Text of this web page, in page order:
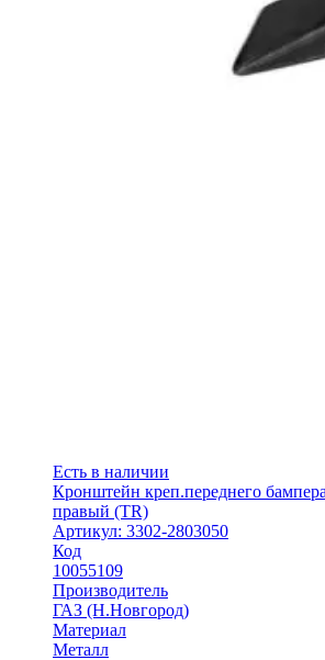
Есть в наличии
Кронштейн креп.переднего
правый (TR)
Артикул: 3302-2803050
Код
10055109
Производитель
ГАЗ (Н.Новгород)
Материал
Металл